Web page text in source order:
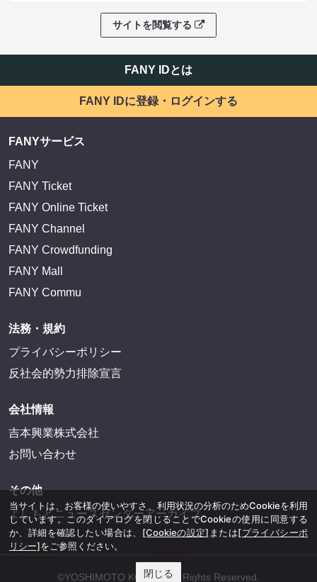
サイトを閲覧する
FANY IDとは
FANY IDに登録・ログインする
FANYサービス
FANY
FANY Ticket
FANY Online Ticket
FANY Channel
FANY Crowdfunding
FANY Mall
FANY Commu
法務・規約
プライバシーポリシー
反社会的勢力排除宣言
会社情報
吉本興業株式会社
お問い合わせ
その他
よしもとニュースセンターアーカイブ
©YOSHIMOTO KOGYO, All Rights Reserved.
当サイトは、お客様の使いやすさ、利用状況の分析のためCookieを利用
しています。このダイアログを閉じることでCookieの使用に同意する
か、詳細を確認したい場合は、 [Cookieの設定] または[プライバシーポ
リシー]をご参照ください。
閉じる